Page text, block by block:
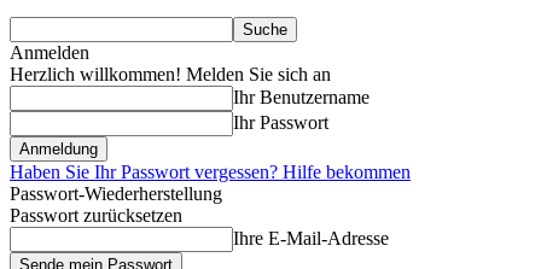
Anmelden
Herzlich willkommen! Melden Sie sich an
Ihr Benutzername
Ihr Passwort
Haben Sie Ihr Passwort vergessen? Hilfe bekommen
Passwort-Wiederherstellung
Passwort zurücksetzen
Ihre E-Mail-Adresse